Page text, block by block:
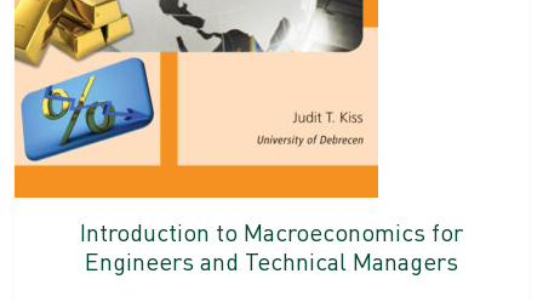
Introduction to Macroeconomics for
Engineers and Technical Managers